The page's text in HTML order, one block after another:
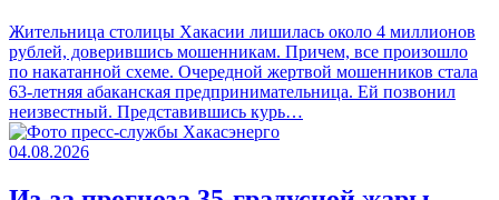
Жительница столицы Хакасии лишилась около 4 миллионов
рублей, доверившись мошенникам. Причем, все произошло
по накатанной схеме. Очередной жертвой мошенников стала
63-летняя абаканская предпринимательница. Ей позвонил
неизвестный. Представившись курь…
04.08.2026